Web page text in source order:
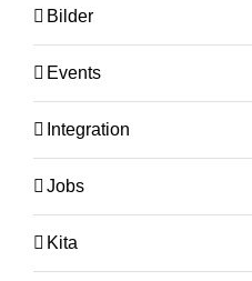
Bilder
Events
Integration
Jobs
Kita